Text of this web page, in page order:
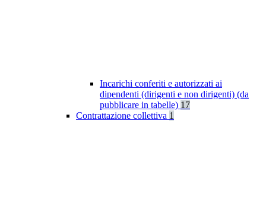
Incarichi conferiti e autorizzati ai
dipendenti (dirigenti e non dirigenti) (da
pubblicare in tabelle) 17
Contrattazione collettiva 1